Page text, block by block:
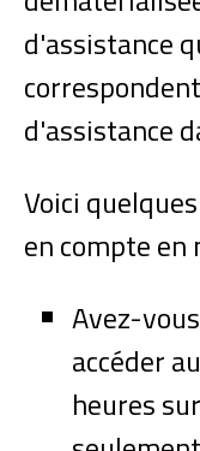
d'assistance
d'assistance
Voici
en compte en
Avez-
accéder
heures